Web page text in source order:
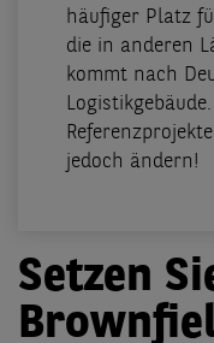
häufiger Platz
die in anderen
kommt nach
jedoch ändern!
Setzen